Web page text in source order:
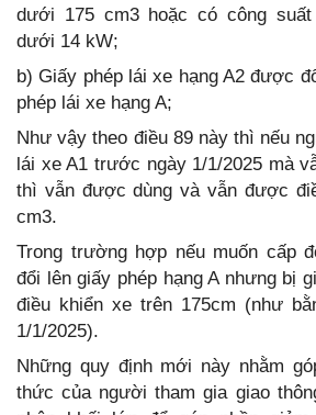
dưới 175 cm3 hoặc có công
dưới 14 kW;
b) Giấy phép lái xe hạng A2 được
phép lái xe hạng A;
Như vậy theo điều 89 này thì nếu
lái xe A1 trước ngày 1/1/2025 mà
thì vẫn được dùng và vẫn được
cm3.
Trong trường hợp nếu muốn cấp
đổi lên giấy phép hạng A nhưng bị
điều khiển xe trên 175cm (như
1/1/2025).
Những quy định mới này nhằm
thức của người tham gia giao